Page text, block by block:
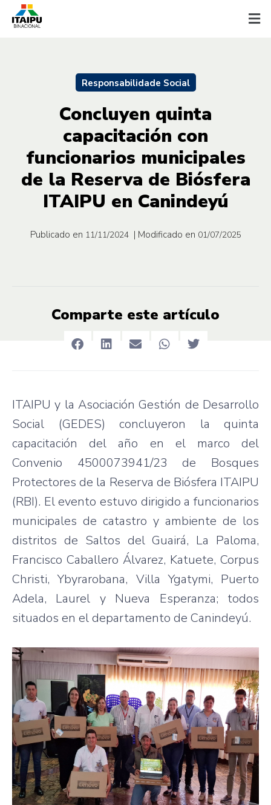
Responsabilidade Social
Concluyen quinta
capacitación con
funcionarios municipales
de la Reserva de Biósfera
ITAIPU en Canindeyú
Publicado en 11/11/2024 | Modificado en 01/07/2025
Comparte este artículo
ITAIPU y la Asociación Gestión de Desarrollo
Social (GEDES) concluyeron la quinta
capacitación del año en el marco del
Convenio 4500073941/23 de Bosques
Protectores de la Reserva de Biósfera ITAIPU
(RBI). El evento estuvo dirigido a funcionarios
municipales de catastro y ambiente de los
distritos de Saltos del Guairá, La Paloma,
Francisco Caballero Álvarez, Katuete, Corpus
Christi, Ybyrarobana, Villa Ygatymi, Puerto
Adela, Laurel y Nueva Esperanza; todos
situados en el departamento de Canindeyú.